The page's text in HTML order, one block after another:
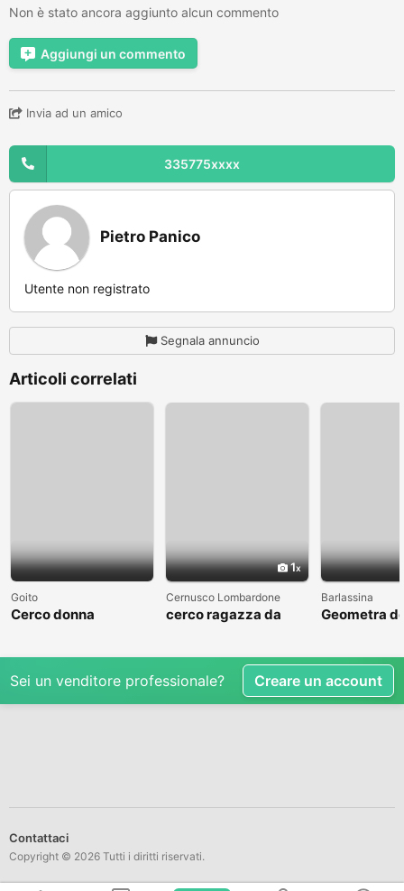
Non è stato ancora aggiunto alcun commento
Aggiungi un commento
Invia ad un amico
335775xxxx
Pietro Panico
Utente non registrato
Segnala annuncio
Articoli correlati
Goito
Cerco donna
1
Cernusco Lombardone
cerco ragazza da
Barlassina
Geometra
Sei un venditore professionale? Creare un account
Contattaci
Copyright © 2026 Tutti i diritti riservati.